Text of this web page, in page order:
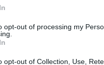
opt-out of processing my
opt-out of Collection, Use,